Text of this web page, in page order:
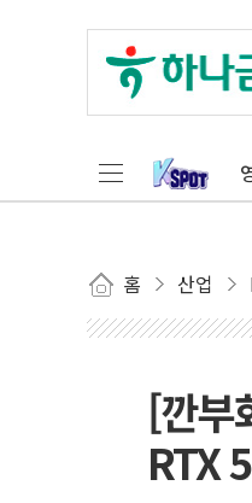
홈 산업
[깐부
RTX